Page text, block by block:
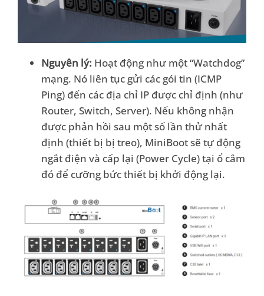
Nguyên lý: Hoạt động như một “Watchdog”
mạng. Nó liên tục gửi các gói tin (ICMP
Ping) đến các địa chỉ IP được chỉ định (như
Router, Switch, Server). Nếu không nhận
được phản hồi sau một số lần thử nhất
định (thiết bị bị treo), MiniBoot sẽ tự động
ngắt điện và cấp lại (Power Cycle) tại ổ cắm
đó để cưỡng bức thiết bị khởi động lại.